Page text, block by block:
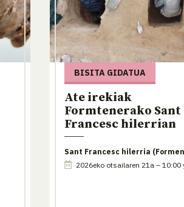
BISITA GIDATUA
Ate irekiak
Formtenerako Sant
Francesc hilerrian
Sant Francesc hilerria
2026eko otsailaren 21a – 10:00